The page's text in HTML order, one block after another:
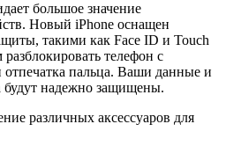
большое значение
Новый iPhone оснащен
такими как Face ID и Touch
телефон с
пальца. Ваши данные и
будут надежно защищены.
различных аксессуаров для